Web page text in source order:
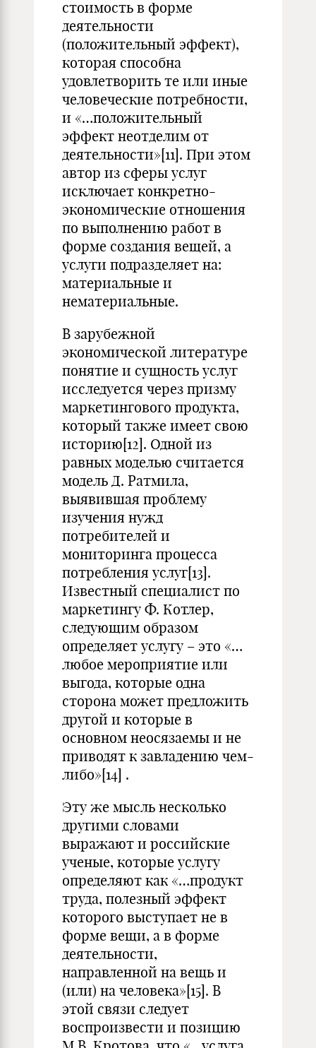
стоимость в форме
деятельности
(положительный эффект),
которая способна
удовлетворить те или иные
человеческие потребности,
и «…положительный
эффект неотделим от
деятельности»[11]. При этом
автор из сферы услуг
исключает конкретно-
экономические отношения
по выполнению работ в
форме создания вещей, а
услуги подразделяет на:
материальные и
нематериальные.
В зарубежной
экономической литературе
понятие и сущность услуг
исследуется через призму
маркетингового продукта,
который также имеет свою
историю[12]. Одной из
равных моделью считается
модель Д. Ратмила,
выявившая проблему
изучения нужд
потребителей и
мониторинга процесса
потребления услуг[13].
Известный специалист по
маркетингу Ф. Котлер,
следующим образом
определяет услугу – это «…
любое мероприятие или
выгода, которые одна
сторона может предложить
другой и которые в
основном неосязаемы и не
приводят к завладению чем-
либо»[14] .
Эту же мысль несколько
другими словами
выражают и российские
ученые, которые услугу
определяют как «…продукт
труда, полезный эффект
которого выступает не в
форме вещи, а в форме
деятельности,
направленной на вещь и
(или) на человека»[15]. В
этой связи следует
воспроизвести и позицию